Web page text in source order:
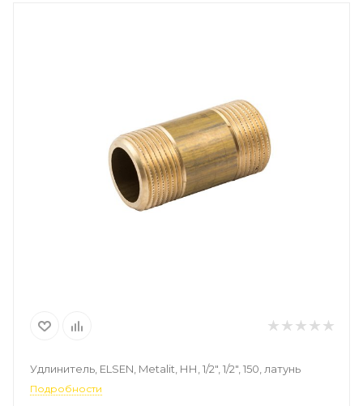
Удлинитель, ELSEN, Metalit, НН, 1/2", 1/2", 150, латунь
Подробности